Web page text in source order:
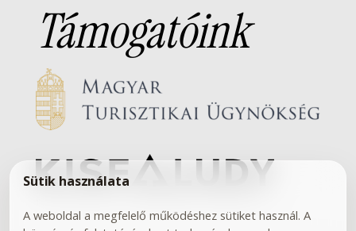
Támogatóink
Sütik használata
A weboldal a megfelelő működéshez sütiket használ. A